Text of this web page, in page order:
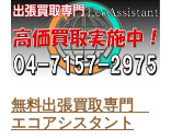
無料出張買取専門
エコアシスタント